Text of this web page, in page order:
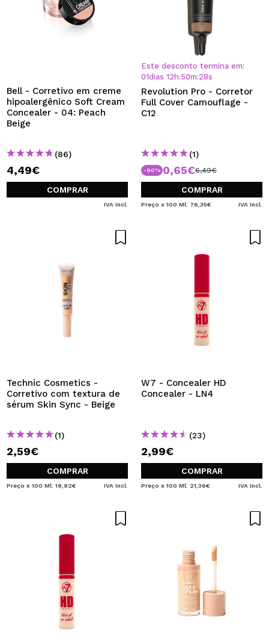
Bell - Corretivo em creme
hipoalergênico Soft Cream
Concealer - 04: Peach
Beige
(86)
4,49€
COMPRAR
IVA Incl.
Este desconto termina em:
01dias 12 h:50m:28s
Revolution Pro - Corretor
Full Cover Camouflage -
C12
(1)
-90% 0,65€6,49€
COMPRAR
Preço x 100 Ml: 76,35€ IVA Incl.
Technic Cosmetics -
Corretivo com textura de
sérum Skin Sync - Beige
(1)
2,59€
COMPRAR
Preço x 100 Ml: 19,92€ IVA Incl.
W7 - Concealer HD
Concealer - LN4
(23)
2,99€
COMPRAR
Preço x 100 Ml: 21,36€ IVA Incl.